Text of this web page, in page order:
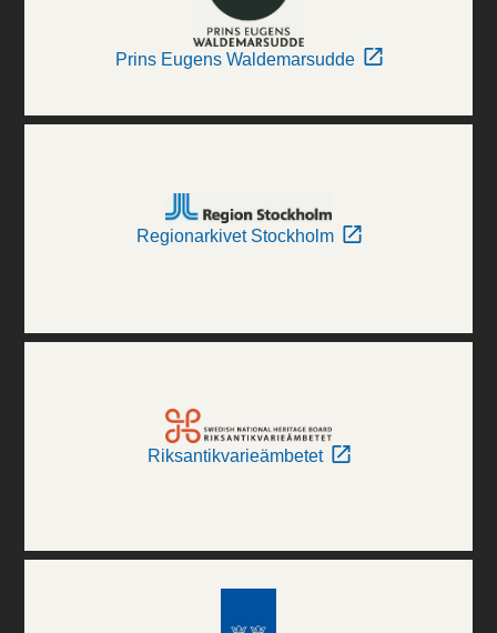
Prins Eugens Waldemarsudde
Regionarkivet Stockholm
Riksantikvarieämbetet